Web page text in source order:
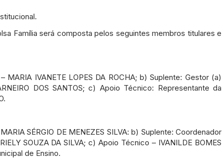
Família será composta pelos seguintes membros titulares e
IVANETE LOPES DA ROCHA; b) Suplente: Gestor (a)
DOS SANTOS; c) Apoio Técnico: Representante da
SÉRGIO DE MENEZES SILVA: b) Suplente: Coordenador
SOUZA DA SILVA; c) Apoio Técnico – IVANILDE BOMES
de Ensino.